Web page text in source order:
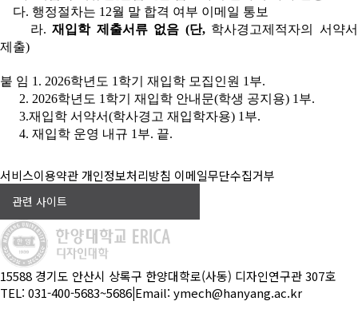
다. 행정절차는 12월 말 합격 여부 이메일 통보
라.재입학 제출서류 없음 (단, 학사경고제적자의 서약서
제출)
붙 임 1. 2026학년도 1학기 재입학 모집인원 1부.
2. 2026학년도 1학기 재입학 안내문(학생 공지용) 1부.
3.재입학 서약서(학사경고 재입학자용) 1부.
4. 재입학 운영 내규 1부. 끝.
서비스이용약관개인정보처리방침 이메일무단수집거부
관련 사이트
15588 경기도 안산시 상록구 한양대학로(사동) 디자인연구관 307호
TEL: 031-400-5683~5686 Email: ymech@hanyang.ac.kr